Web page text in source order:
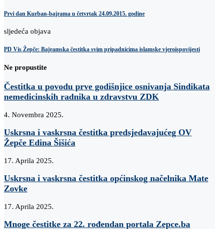
Prvi dan Kurban-bajrama u četvrtak 24.09.2015. godine
sljedeća objava
PD Vis Žepče: Bajramska čestitka svim pripadnicima islamske vjeroispovijesti
Ne propustite
Čestitka u povodu prve godišnjice osnivanja Sindikata
nemedicinskih radnika u zdravstvu ZDK
4. Novembra 2025.
Uskrsna i vaskrsna čestitka predsjedavajućeg OV
Žepče Edina Šišića
17. Aprila 2025.
Uskrsna i vaskrsna čestitka općinskog načelnika Mate
Zovke
17. Aprila 2025.
Mnoge čestitke za 22. rođendan portala Zepce.ba